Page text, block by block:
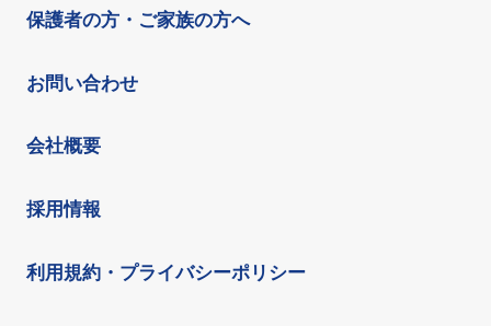
保護者の方・ご家族の方へ
お問い合わせ
会社概要
採用情報
利用規約・プライバシーポリシー